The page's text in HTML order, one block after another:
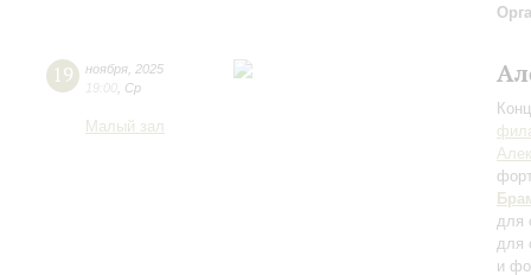
19 ноября 2025
19:00 Ср
Малый зал
для
для
и